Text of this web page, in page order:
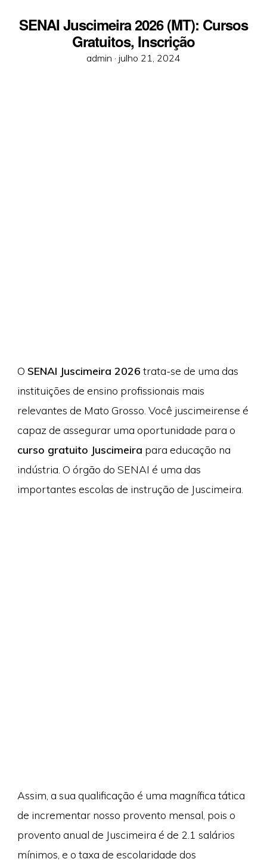
SENAI Juscimeira 2026 (MT): Cursos
Gratuitos, Inscrição
admin · Posted
julho 21, 2024
O SENAI Juscimeira 2026 trata-se de uma das
instituições de ensino profissionais mais
relevantes de Mato Grosso. Você juscimeirense é
capaz de assegurar uma oportunidade para o
curso gratuito Juscimeira para educação na
indústria. O órgão do SENAI é uma das
importantes escolas de instrução de Juscimeira.
Assim, a sua qualificação é uma magnífica tática
de incrementar nosso provento mensal, pois o
provento anual de Juscimeira é de 2.1 salários
mínimos, e o taxa de escolaridade dos